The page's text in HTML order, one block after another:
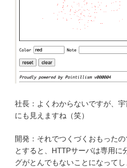
社長：よくわからないですが、
にも見えますね（笑）
開発：それでつくづくおもった
とすると、HTTPサーバは専用に
グがとんでもないことになってし